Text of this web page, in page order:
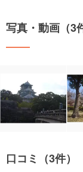
写真・動画（3
口コミ（3件）